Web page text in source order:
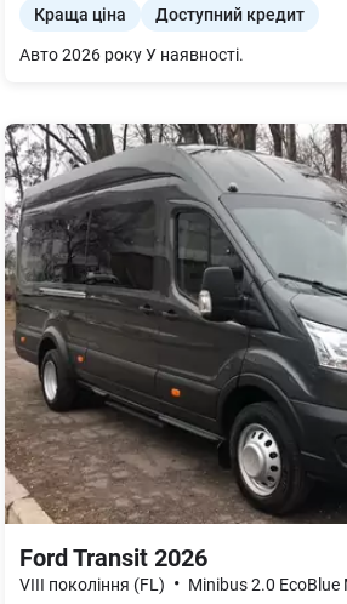
Краща ціна Доступний кредит
Авто 2026 року У наявності.
Ford Transit 2026
VIII покоління (FL) • Minibus 2.0 EcoBlue MT